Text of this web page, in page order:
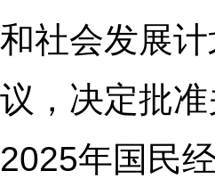
和社会发展
议，决定批
2025年国民